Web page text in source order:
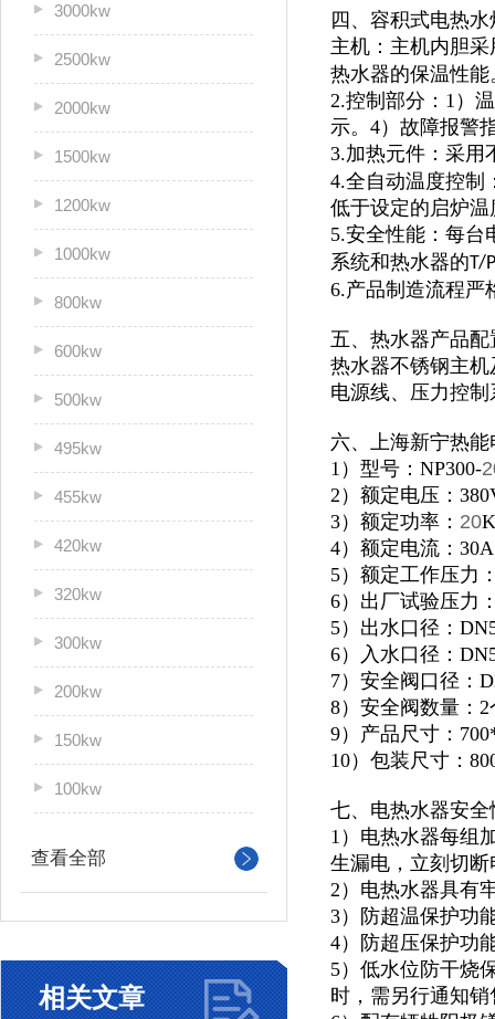
3000kw
2500kw
2000kw
1500kw
1200kw
1000kw
800kw
600kw
500kw
495kw
455kw
420kw
320kw
300kw
200kw
150kw
100kw
查看全部
相关文章
四、容积式电热
主机：主机内胆
热水器的保温性能
2.控制部分：1）
示。4）故障报警
3.加热元件：采用
4.全自动温度控制
低于设定的启炉
5.安全性能：每台
系统和热水器的T/P
6.产品制造流程严
五、热水器产品配
热水器不锈钢主
电源线、压力控
六、上海新宁热
1）型号：NP300-
2）额定电压：
3）额定功率： 20
4）额定电流：30A
5）额定工作压力
6）出厂试验压力
5）出水口径：
6）入水口径：
7）安全阀口径：
8）安全阀数量：2
9）产品尺寸：
10）包装尺寸：
七、电热水器安全
1）电热水器每组
生漏电，立刻切
2）电热水器具有
3）防超温保护功
4）防超压保护功
5）低水位防干烧
时，需另行通知